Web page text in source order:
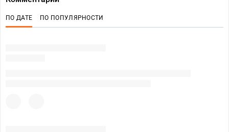
ПО ДАТЕ ПО ПОПУЛЯРНОСТИ